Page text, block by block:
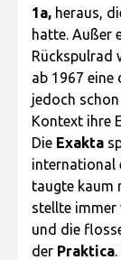
1a, heraus,
hatte. Außer
Rückspulrad
ab 1967 eine
jedoch schon
Kontext ihre
Die Exakta
international
taugte kaum
stellte immer
und die
der Praktica